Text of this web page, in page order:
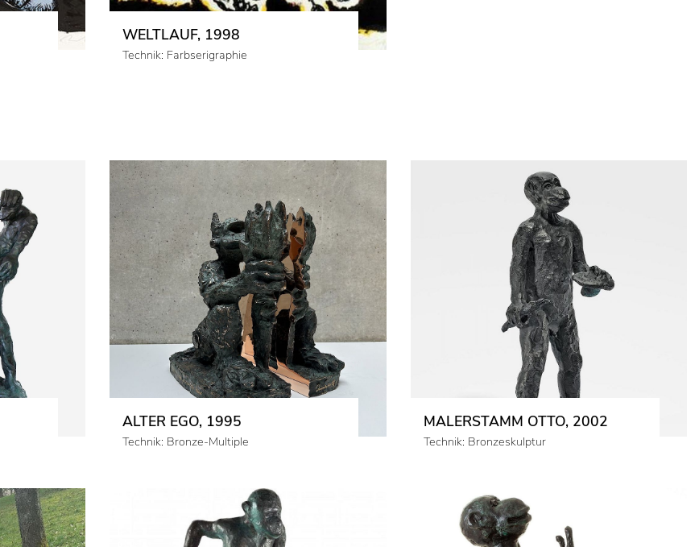
WELTLAUF, 1998
Technik: Farbserigraphie
ALTER EGO, 1995
Technik: Bronze-Multiple
MALERSTAMM OTTO, 2002
Technik: Bronzeskulptur